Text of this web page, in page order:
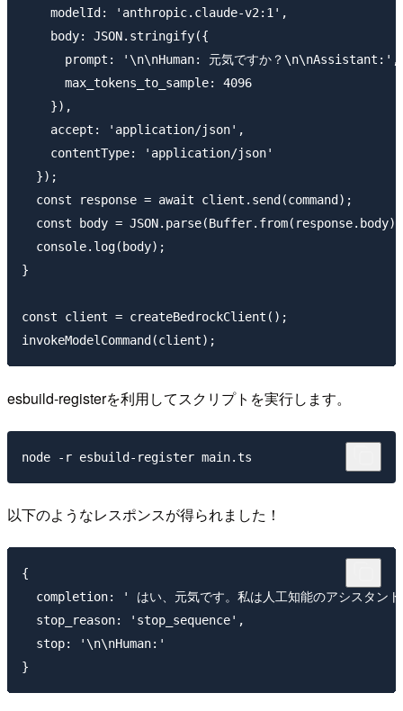
    modelId: 'anthropic.claude-v2:1',
    body: JSON.stringify({
      prompt: '\n\nHuman: 元気ですか？\n\nAssistant:',
      max_tokens_to_sample: 4096
    }),
    accept: 'application/json',
    contentType: 'application/json'
  });
  const response = await client.send(command);
const body =
  console.log(body);
}
const client = createBedrockClient();
esbuild-registerを利用してスクリプトを実行します。
以下のようなレスポンスが得られました！
{
completion: ' はい、元気です。私は人工知能のアシスタン
  stop_reason: 'stop_sequence',
  stop: '\n\nHuman:'